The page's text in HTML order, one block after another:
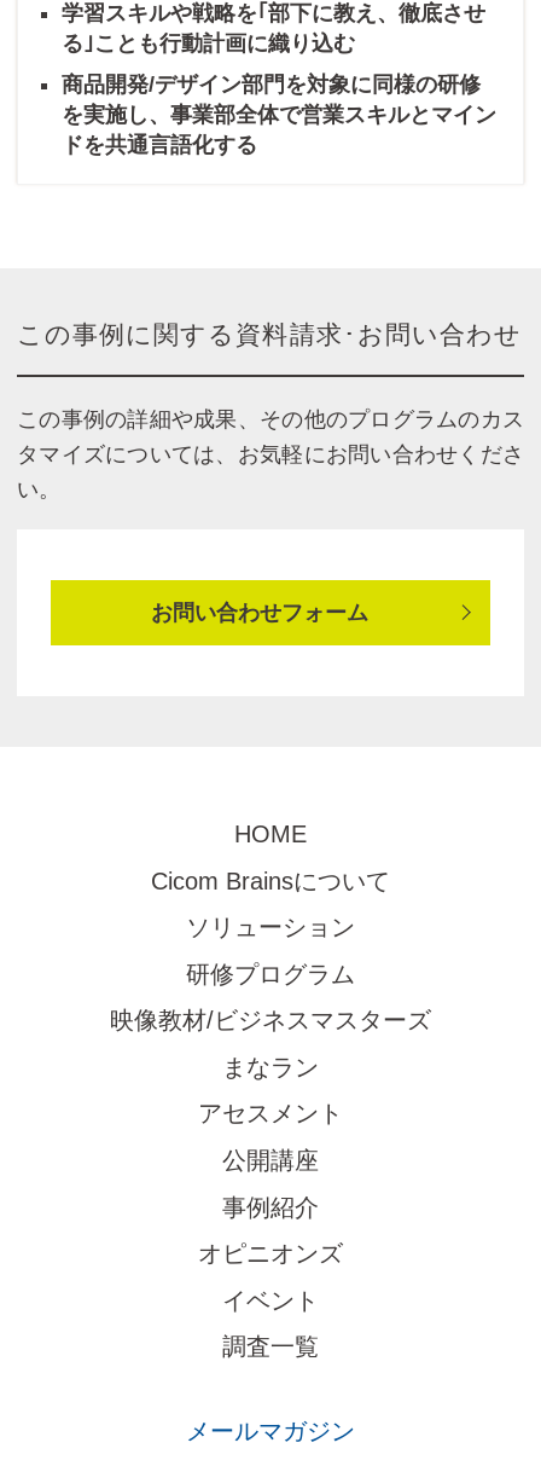
学習スキルや戦略を｢部下に教え、徹底させ
る｣ことも行動計画に織り込む
商品開発/デザイン部門を対象に同様の研修
を実施し、事業部全体で営業スキルとマイン
ドを共通言語化する
この事例に関する資料請求･お問い合わせ
この事例の詳細や成果、その他のプログラムのカス
タマイズについては、お気軽にお問い合わせくださ
い。
お問い合わせフォーム
HOME
Cicom Brainsについて
ソリューション
研修プログラム
映像教材/ビジネスマスターズ
まなラン
アセスメント
公開講座
事例紹介
オピニオンズ
イベント
調査一覧
メールマガジン